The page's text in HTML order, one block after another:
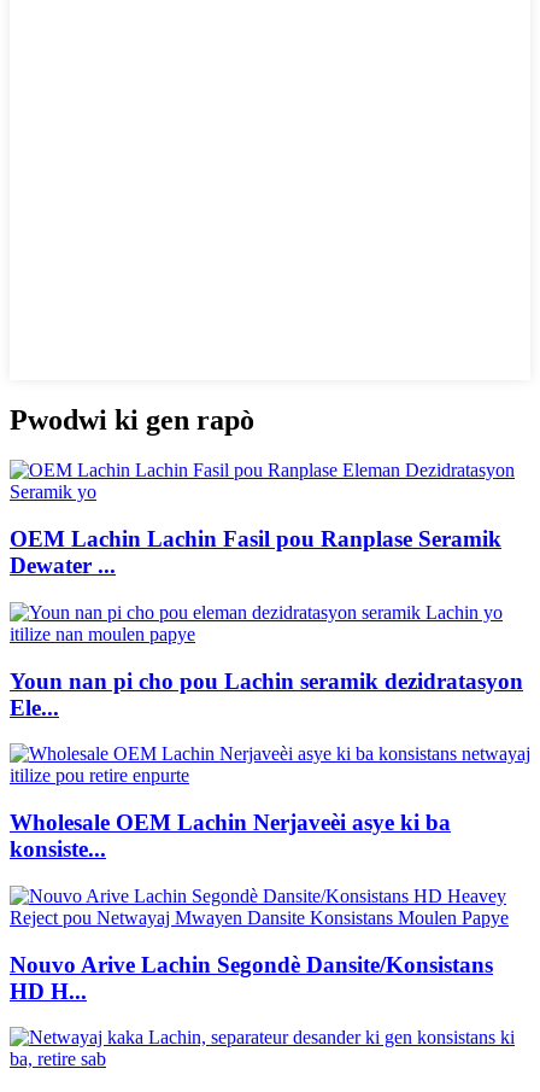
Pwodwi ki gen rapò
OEM Lachin Lachin Fasil pou Ranplase Seramik
Dewater ...
Youn nan pi cho pou Lachin seramik dezidratasyon
Ele...
Wholesale OEM Lachin Nerjaveèi asye ki ba
konsiste...
Nouvo Arive Lachin Segondè Dansite/Konsistans
HD H...